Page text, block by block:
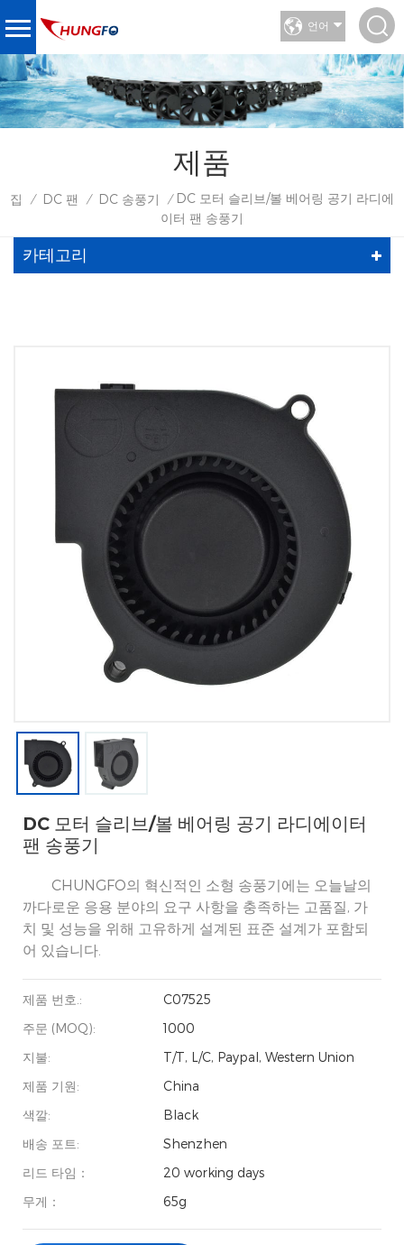
언어
제품
집 / DC 팬 / DC 송풍기 / DC 모터 슬리브/볼 베어링 공기 라디에
이터 팬 송풍기
카테고리
DC 모터 슬리브/볼 베어링 공기 라디에이터
팬 송풍기
CHUNGFO의 혁신적인 소형 송풍기에는 오늘날의
까다로운 응용 분야의 요구 사항을 충족하는 고품질, 가
치 및 성능을 위해 고유하게 설계된 표준 설계가 포함되
어 있습니다.
제품 번호.:
C07525
주문 (MOQ):
1000
지불:
T/T, L/C, Paypal, Western Union
제품 기원:
China
색깔:
Black
배송 포트:
Shenzhen
리드 타임：
20 working days
무게：
65g